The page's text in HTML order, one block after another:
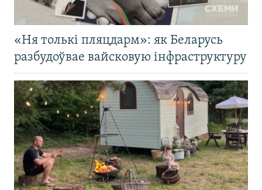
«Ня толькі пляцдарм»: як Беларусь
разбудоўвае вайсковую інфраструктуру